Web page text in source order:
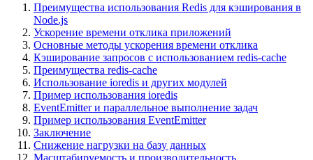
Преимущества использования Redis для кэширования в
Node.js
Ускорение времени отклика приложений
Основные методы ускорения времени отклика
Кэширование запросов с использованием redis-cache
Преимущества redis-cache
Использование ioredis и других модулей
Пример использования ioredis
EventEmitter и параллельное выполнение задач
Пример использования EventEmitter
Заключение
Снижение нагрузки на базу данных
Масштабируемость и производительность